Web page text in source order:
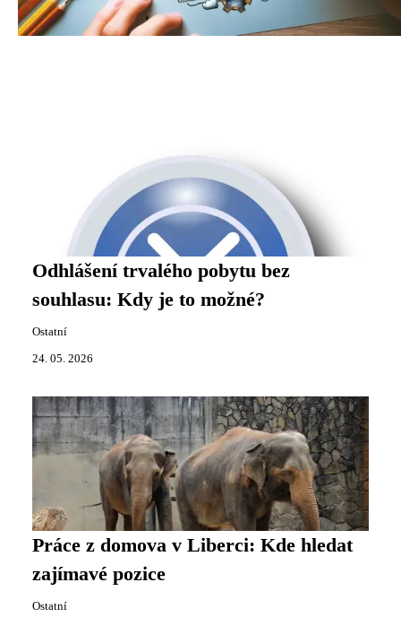
Odhlášení trvalého pobytu bez
souhlasu: Kdy je to možné?
Ostatní
24. 05. 2026
Práce z domova v Liberci: Kde hledat
zajímavé pozice
Ostatní